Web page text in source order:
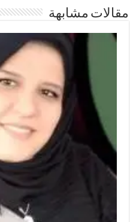
مقالات مشابهة